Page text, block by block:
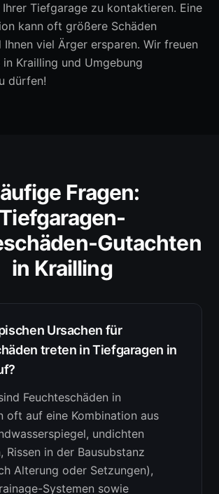
Tiefgarage zu kontaktieren. Eine
kann oft größere Schäden
Ihnen viel Ärger ersparen. Wir freuen
in Krailling und Umgebung
dürfen!
Fragen:
Tiefgaragen-
Gutachten
in Krailling
Ursachen für
treten in Tiefgaragen in
Feuchteschäden in
oft auf eine Kombination aus
undichten
Rissen in der Bausubstanz
Alterung oder Setzungen),
Systemen sowie